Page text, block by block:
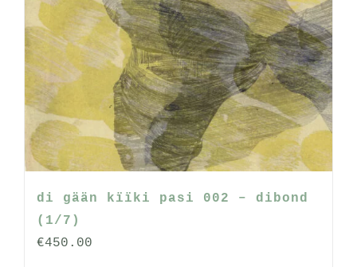
di gään kïïki pasi 002 – dibond
(1/7)
€450.00